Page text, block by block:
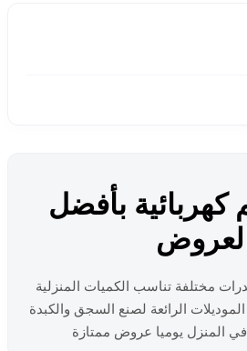
كهربائية بأفضل
العروض
مختلفة تناسب الكميات المنزلية
الرائعة لصنع السجق والكبدة
المنزل يوميا عروض ممتازة